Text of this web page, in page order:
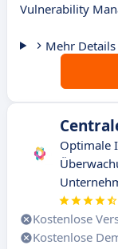
Vulnerability
Mehr
Optimale
Kostenlose
Kostenlose